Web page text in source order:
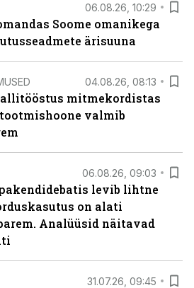
06.08.26, 10:29
Soome omanikega
ärisuuna
04.08.26, 08:13
mitmekordistas
valmib
06.08.26, 09:03
levib lihtne
on alati
Analüüsid näitavad
31.07.26, 09:45